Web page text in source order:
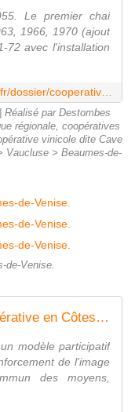
Le premier chai
1966, 1970 (ajout
72 avec l'installation
par Destombes
régionale, coopératives
vinicole dite Cave
Vaucluse > Beaumes-de-
de-Venise.
Rhonéa, une nouvelle cave coopérative en Côtes-du-Rhône
modèle participatif
de l'image
des moyens,